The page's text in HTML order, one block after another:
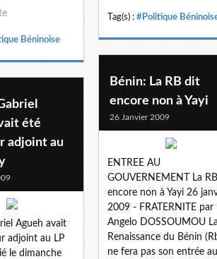
Béninoise
Tag(s) : #Politique
Bénin: La RB dit
encore non à Yayi
26 Janvier 2009
ENTREE AU
GOUVERNEMENT La
encore non à Yayi 26
2009 - FRATERNITE par
Angelo DOSSOUMOU La
Renaissance du Bénin
ne fera pas son entrée au
été
adjoint au
Agueh avait
adjoint au LP
le dimanche